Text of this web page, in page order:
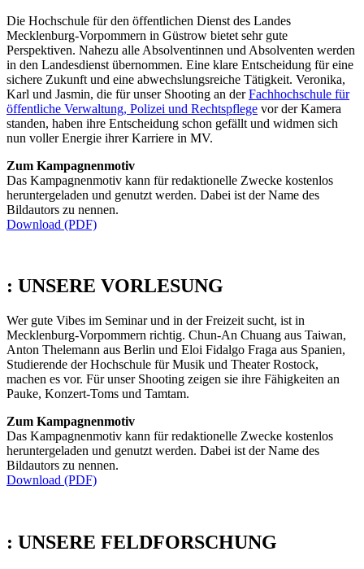
Die Hochschule für den öffentlichen Dienst des Landes
Mecklenburg-Vorpommern in Güstrow bietet sehr gute
Perspektiven. Nahezu alle Absolventinnen und Absolventen werden
in den Landesdienst übernommen. Eine klare Entscheidung für eine
sichere Zukunft und eine abwechslungsreiche Tätigkeit. Veronika,
Karl und Jasmin, die für unser Shooting an derFachhochschule für
öffentliche Verwaltung, Polizei und Rechtspflege vor der Kamera
standen, haben ihre Entscheidung schon gefällt und widmen sich
nun voller Energie ihrer Karriere in MV.
Zum Kampagnenmotiv
Das Kampagnenmotiv kann für redaktionelle Zwecke kostenlos
heruntergeladen und genutzt werden. Dabei ist der Name des
Bildautors zu nennen.
Download (PDF)
: UNSERE VORLESUNG
Wer gute Vibes im Seminar und in der Freizeit sucht, ist in
Mecklenburg-Vorpommern richtig. Chun-An Chuang aus Taiwan,
Anton Thelemann aus Berlin und Eloi Fidalgo Fraga aus Spanien,
Studierende der Hochschule für Musik und Theater Rostock,
machen es vor. Für unser Shooting zeigen sie ihre Fähigkeiten an
Pauke, Konzert-Toms und Tamtam.
Zum Kampagnenmotiv
Das Kampagnenmotiv kann für redaktionelle Zwecke kostenlos
heruntergeladen und genutzt werden. Dabei ist der Name des
Bildautors zu nennen.
Download (PDF)
: UNSERE FELDFORSCHUNG